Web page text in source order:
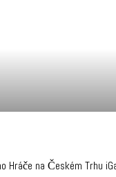
Hráče na Českém Trhu